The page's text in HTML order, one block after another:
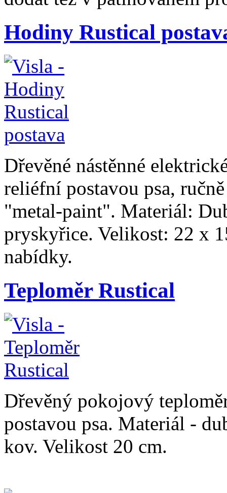
Hodiny Rustical
Dřevěné nástěnné
reliéfní postavou psa,
"metal-paint". Materiál:
pryskyřice. Velikost: 22 x
nabídky.
Teploměr Rustical
Dřevěný pokojový
postavou psa. Materiál -
kov. Velikost 20 cm.